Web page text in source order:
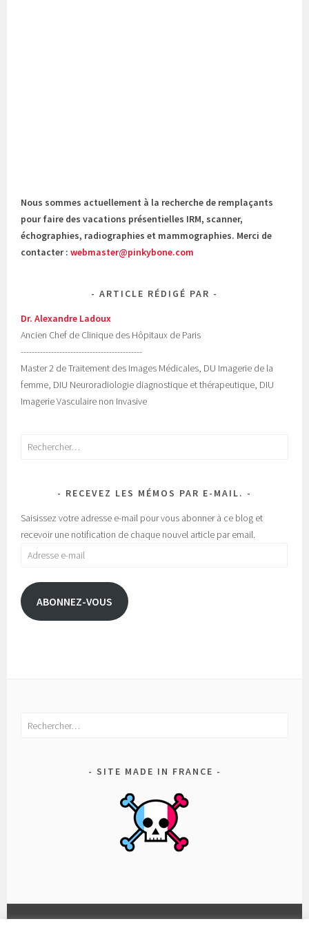
Nous sommes actuellement à la recherche de remplaçants
pour faire des vacations présentielles IRM, scanner,
échographies, radiographies et mammographies. Merci de
contacter :webmaster@pinkybone.com
ARTICLE RÉDIGÉ PAR
Dr. Alexandre Ladoux
Ancien Chef de Clinique des Hôpitaux de Paris
--------------------------------------------
Master 2 de Traitement des Images Médicales, DU Imagerie de la
femme, DIU Neuroradiologie diagnostique et thérapeutique, DIU
Imagerie Vasculaire non Invasive
Rechercher :
RECEVEZ LES MÉMOS PAR E-MAIL.
Saisissez votre adresse e-mail pour vous abonner à ce blog et
recevoir une notification de chaque nouvel article par email.
Adresse
mail
ABONNEZ-VOUS
Rechercher :
SITE MADE IN FRANCE